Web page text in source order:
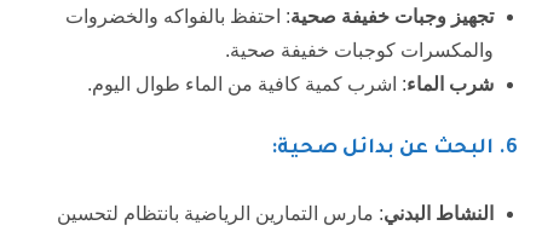
تجهيز وجبات خفيفة صحية: احتفظ بالفواكه والخضروات
والمكسرات كوجبات خفيفة صحية.
شرب الماء: اشرب كمية كافية من الماء طوال اليوم.
6. البحث عن بدائل صحية:
النشاط البدني: مارس التمارين الرياضية بانتظام لتحسين